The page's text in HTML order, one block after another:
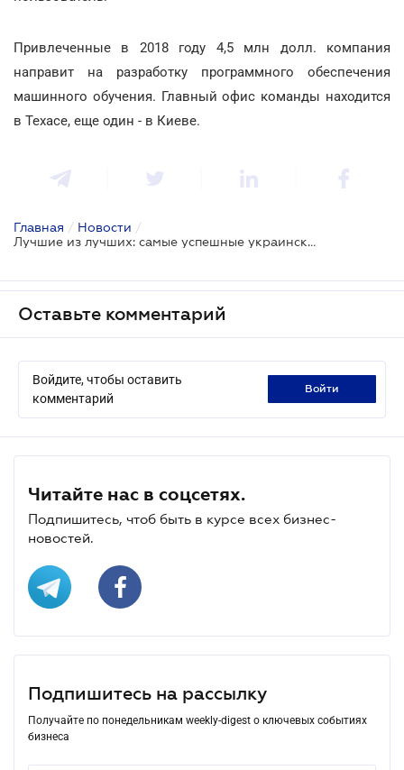
Привлеченные в 2018 году 4,5 млн долл. компания
направит на разработку программного обеспечения
машинного обучения. Главный офис команды находится
в Техасе, еще один - в Киеве.
Главная / Новости /
Лучшие из лучших: самые успешные украинские стартапы 2018 года
Оставьте комментарий
Войдите, чтобы оставить
комментарий
войти
Читайте нас в соцсетях.
Подпишитесь, чтоб быть в курсе всех бизнес-
новостей.
Подпишитесь на рассылку
Получайте по понедельникам weekly-digest о ключевых событиях
бизнеса